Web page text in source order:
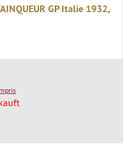
GP Italie 1932,